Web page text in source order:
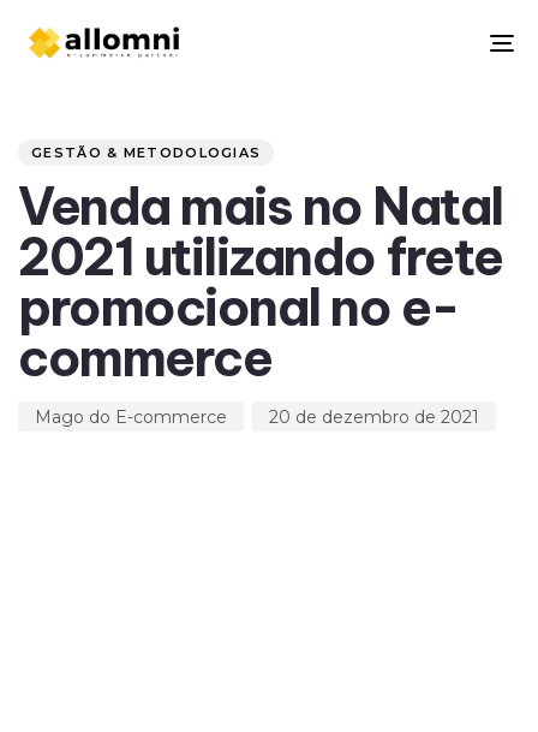
GESTÃO & METODOLOGIAS
Venda mais no Natal
2021 utilizando frete
promocional no e-
commerce
Mago do E-commerce 20 de dezembro de 2021